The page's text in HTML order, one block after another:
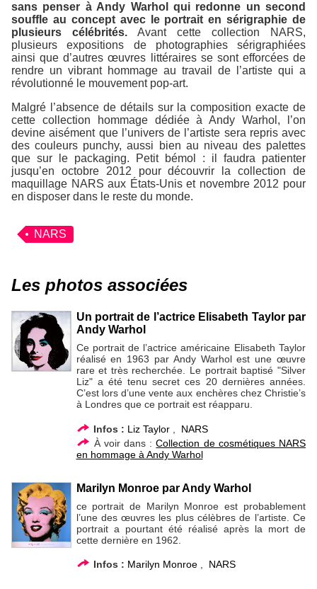
sans penser à Andy Warhol qui redonne un second
souffle au concept avec le portrait en sérigraphie de
plusieurs célébrités. Avant cette collection NARS,
plusieurs expositions de photographies sérigraphiées
ainsi que d’autres œuvres littéraires se sont efforcées de
rendre un vibrant hommage au travail de l’artiste qui a
révolutionné le mouvement pop-art.
Malgré l’absence de détails sur la composition exacte de
cette collection hommage dédiée à Andy Warhol, l’on
devine aisément que l’univers de l’artiste sera repris avec
des couleurs punchy, aussi bien au niveau des palettes
que sur le packaging. Petit bémol : il faudra patienter
jusqu’en octobre 2012 pour découvrir la collection de
maquillage NARS aux États-Unis et novembre 2012 pour
en disposer dans le reste du monde.
NARS
Les photos associées
Un portrait de l’actrice Elisabeth Taylor par
Andy Warhol
Ce portrait de l’actrice américaine Elisabeth Taylor
réalisé en 1963 par Andy Warhol est une œuvre
rare et très recherchée. Le portrait baptisé "Silver
Liz" a été tenu secret ces 20 dernières années.
C’est lors d’une vente aux enchères chez Christie’s
à Londres que ce portrait est réapparu.
Infos : Liz Taylor, NARS
À voir dans :Collection de cosmétiques NARS
en hommage à Andy Warhol
Marilyn Monroe par Andy Warhol
ce portrait de Marilyn Monroe est probablement
l’une des œuvres les plus célèbres de l’artiste. Ce
portrait a pourtant été réalisé après la mort de
cette dernière en 1962.
Infos : Marilyn Monroe, NARS